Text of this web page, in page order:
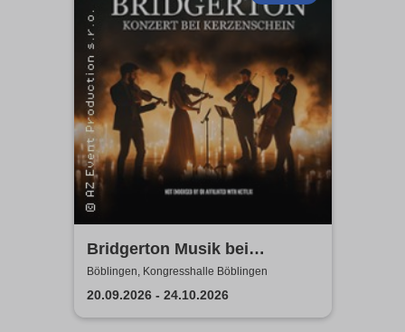
Bridgerton Musik bei
Kerzenschein
Böblingen, Kongresshalle Böblingen
20.09.2026 - 24.10.2026